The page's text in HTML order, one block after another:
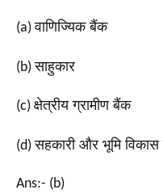
(a)वाणिज्यिक बैंक
(b)साहुकार
(c) क्षेत्रीय ग्रामीण बैंक
(d)सहकारी और भूमि
Ans:- (b)